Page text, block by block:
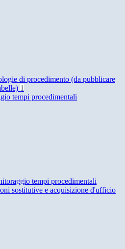
di procedimento (da pubblicare
1
tempi procedimentali
tempi procedimentali
sostitutive e acquisizione d'ufficio